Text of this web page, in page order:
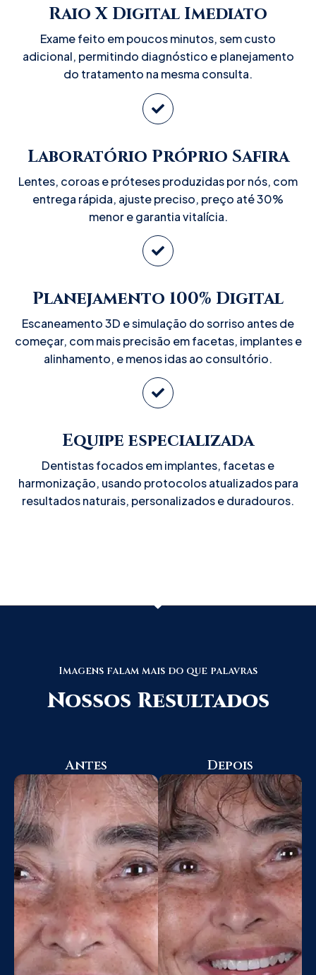
Raio X Digital Imediato
Exame feito em poucos minutos, sem custo
adicional, permitindo diagnóstico e planejamento
do tratamento na mesma consulta.
Laboratório Próprio Safira
Lentes, coroas e próteses produzidas por nós, com
entrega rápida, ajuste preciso, preço até 30%
menor e garantia vitalícia.
Planejamento 100% Digital
Escaneamento 3D e simulação do sorriso antes de
começar, com mais precisão em facetas, implantes e
alinhamento, e menos idas ao consultório.
Equipe especializada
Dentistas focados em implantes, facetas e
harmonização, usando protocolos atualizados para
resultados naturais, personalizados e duradouros.
Imagens falam mais do que palavras
Nossos Resultados
Antes Depois